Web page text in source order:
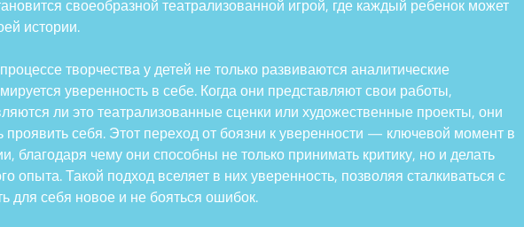
своеобразной театрализованной игрой, где каждый ребенок может
истории.
творчества у детей не только развиваются аналитические
уверенность в себе. Когда они представляют свои работы,
ли это театрализованные сценки или художественные проекты, они
проявить себя. Этот переход от боязни к уверенности — ключевой момент в
благодаря чему они способны не только принимать критику, но и делать
опыта. Такой подход вселяет в них уверенность, позволяя сталкиваться с
для себя новое и не бояться ошибок.